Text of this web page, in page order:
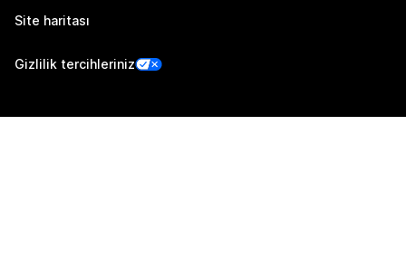
Site haritası
Gizlilik tercihleriniz